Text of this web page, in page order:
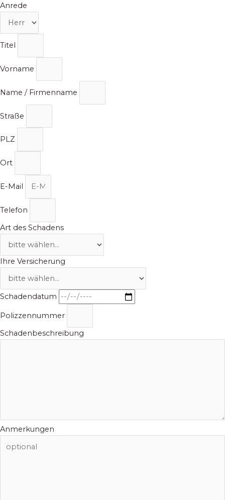
Zum
springen
Anrede
Titel
Vorname
Name / Firmenname
Straße
PLZ
Ort
E-Mail
Telefon
Art des Schadens
Ihre Versicherung
Schadendatum
Polizzennummer
Schadenbeschreibung
Anmerkungen